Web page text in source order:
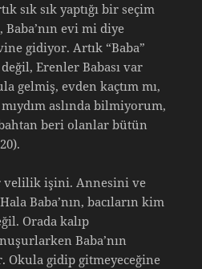
sık sık yaptığı bir seçim
Baba’nın evi mi diye
gidiyor. Artık “Baba”
Erenler Babası var
gelmiş, evden kaçtım mı,
aslında bilmiyorum,
beri olanlar bütün
velilik işini. Annesini ve
Baba’nın, bacıların kim
Orada kalıp
Baba’nın
Okula gidip gitmeyeceğine